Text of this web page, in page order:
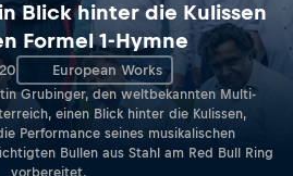
Blick hinter die Kulissen
Formel 1-Hymne
European Works
Grubinger, den weltbekannten Multi-
einen Blick hinter die Kulissen,
Performance seines musikalischen
Bullen aus Stahl am Red Bull Ring